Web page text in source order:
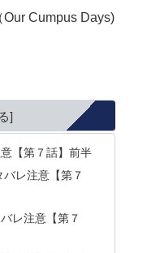
Cumpus Days)
【第７話】前半
レ注意【第７
レ注意【第７